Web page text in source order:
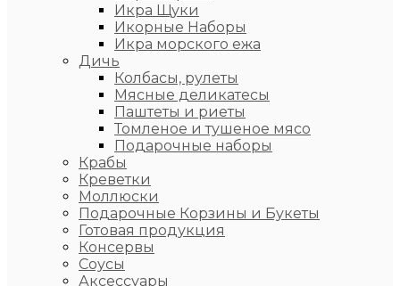
Икра Щуки
Икорные Наборы
Икра морского ежа
Дичь
Колбасы, рулеты
Мясные деликатесы
Паштеты и риеты
Томленое и тушеное мясо
Подарочные наборы
Крабы
Креветки
Моллюски
Подарочные Корзины и Букеты
Готовая продукция
Консервы
Соусы
Аксессуары